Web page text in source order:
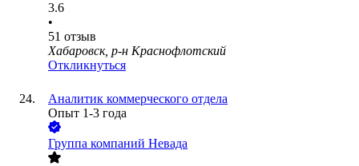
3.6
•
51 отзыв
Хабаровск, р-н Краснофлотский
Откликнуться
Аналитик коммерческого отдела
Опыт 1-3 года
Группа компаний Невада